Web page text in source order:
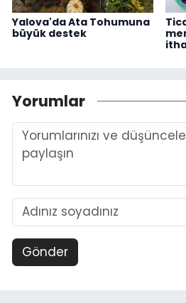
Yalova'da Ata Tohumuna
büyük destek
Yorumlar
Gönder